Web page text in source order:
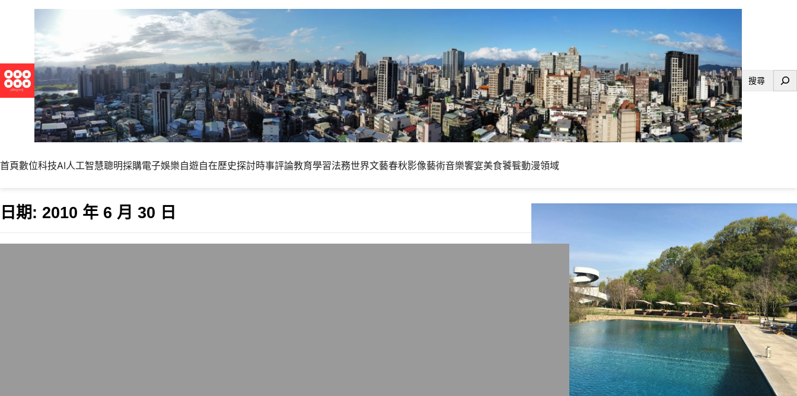
搜
首頁數位科技AI人工智慧聰明採購電子娛樂自遊自在歷史探討時事評論教育學習法務世界文藝春秋影像藝術音樂饗宴美食饕餮動漫領域
日期: 2010 年 6 月 30 日